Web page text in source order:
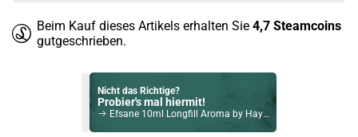
Beim Kauf dieses Artikels erhalten Sie 4,7 Steamcoins
gutgeschrieben.
Nicht das Richtige?
Probier's mal hiermit!
Efsane 10ml Longfill Aroma by Hayvan Juice MHD 30-06-2025